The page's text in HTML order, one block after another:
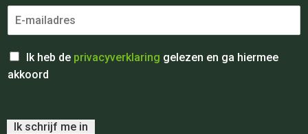
Ik heb de privacyverklaring gelezen en ga hiermee
akkoord
Ik schrijf me in